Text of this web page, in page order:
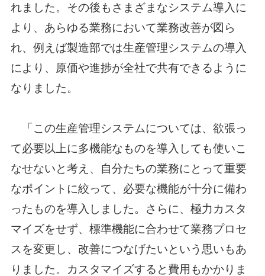
れました。その後もさまざまなシステム導入に
より、あらゆる業務において業務改善が図ら
れ、例えば製造部では生産管理システムの導入
により、原価や進捗が全社で共有できるように
なりました。
「この生産管理システムについては、欲張っ
て必要以上に多機能なものを導入しても使いこ
なせないと考え、自分たちの業務にとって重要
なポイントに絞って、必要な機能が十分に備わ
ったものを導入しました。さらに、極力カスタ
マイズをせず、標準機能に合わせて業務プロセ
スを変更し、改善につなげたいという思いもあ
りました。カスタマイズすると費用もかかりま